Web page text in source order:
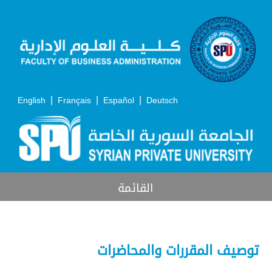
English | Français | Español | Deutsch
القائمة
توصيف المقررات والمحاضرات